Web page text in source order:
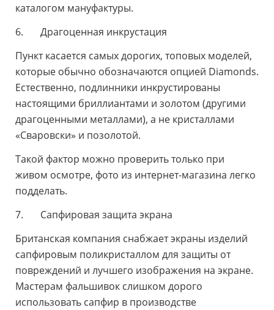
каталогом мануфактуры.
6. Драгоценная инкрустация
Пункт касается самых дорогих, топовых моделей,
которые обычно обозначаются опцией Diamonds.
Естественно, подлинники инкрустированы
настоящими бриллиантами и золотом (другими
драгоценными металлами), а не кристаллами
«Сваровски» и позолотой.
Такой фактор можно проверить только при
живом осмотре, фото из интернет-магазина легко
подделать.
7. Сапфировая защита экрана
Британская компания снабжает экраны изделий
сапфировым поликристаллом для защиты от
повреждений и лучшего изображения на экране.
Мастерам фальшивок слишком дорого
использовать сапфир в производстве